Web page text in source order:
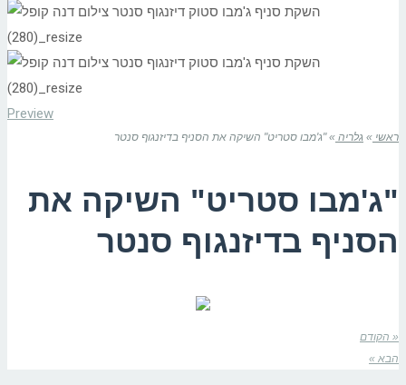
Preview
ראשי » גלריה » "ג'מבו סטריט" השיקה את הסניף בדיזנגוף סנטר
"ג'מבו סטריט" השיקה את
הסניף בדיזנגוף סנטר
« הקודם
הבא »